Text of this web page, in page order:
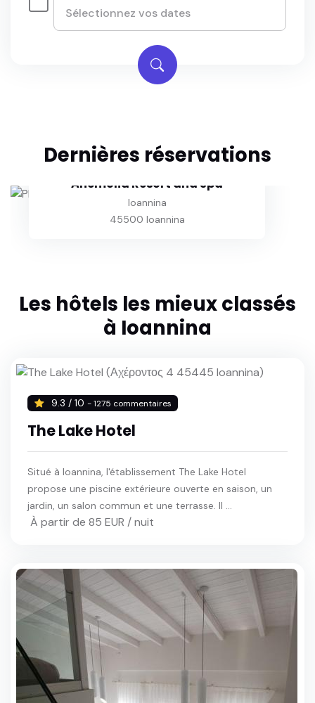
Dernières réservations
Anemolia Resort and Spa
Ioannina
45500 Ioannina
Les hôtels les mieux classés
à Ioannina
9.3 / 10 - 1275 commentaires
The Lake Hotel
Situé à Ioannina, l'établissement The Lake Hotel
propose une piscine extérieure ouverte en saison, un
jardin, un salon commun et une terrasse. Il ...
À partir de 85 EUR / nuit